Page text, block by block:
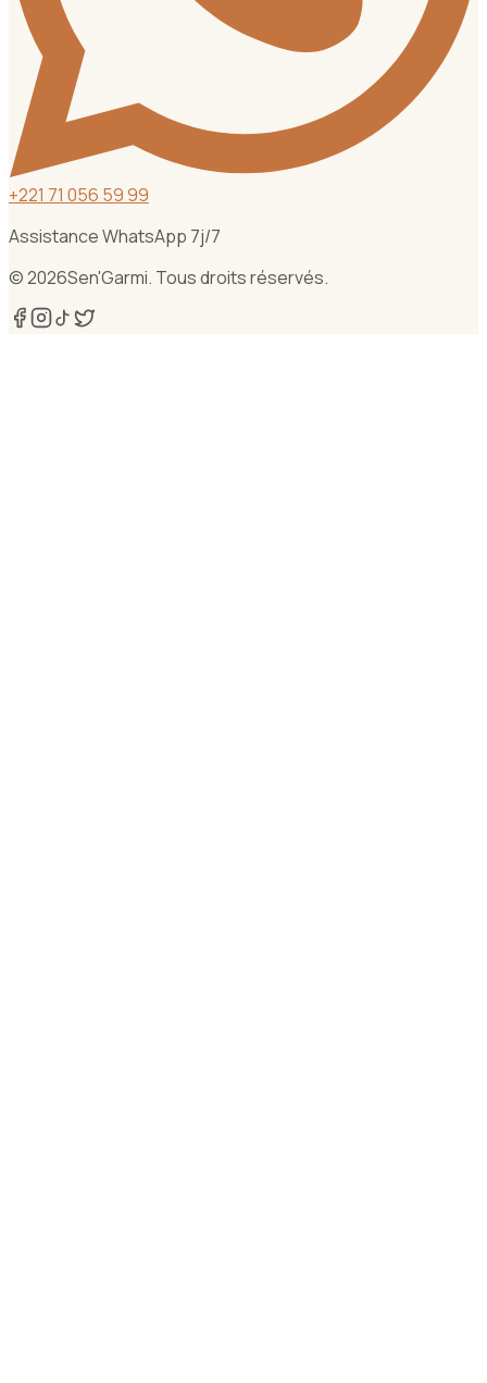
+221 71 056 59 99
Assistance WhatsApp 7j/7
©2026Sen'Garmi. Tous droits réservés.